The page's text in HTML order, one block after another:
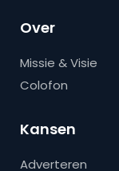
Over
Missie & Visie
Colofon
Kansen
Adverteren